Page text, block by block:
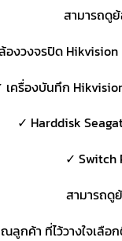
สามารถดู
งวงจรปิด Hikvision
เครื่องบันทึก Hikvision
✓ Harddisk
✓ Switch
สามารถดู
กค้า ที่ไว้วางใจเลือ